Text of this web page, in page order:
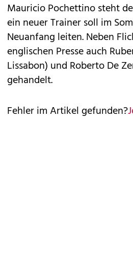
Mauricio Pochettino steht
ein neuer Trainer soll im
Neuanfang leiten. Neben
englischen Presse auch
Lissabon) und Roberto De
gehandelt.
Fehler im Artikel gefunden?